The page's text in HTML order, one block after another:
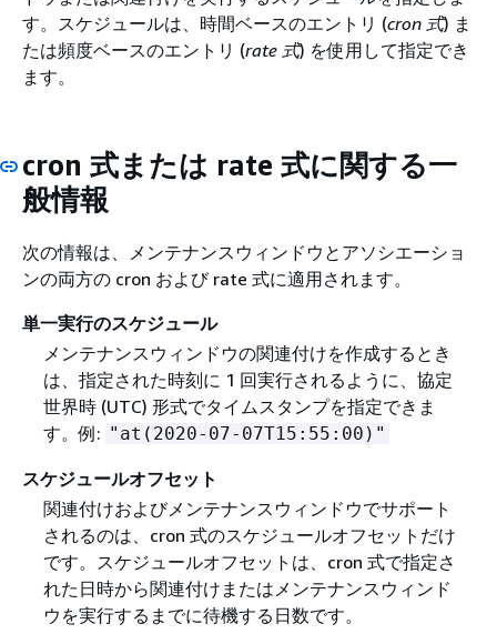
す。スケジュールは、時間ベースのエントリ (cron 式) ま
たは頻度ベースのエントリ (rate 式) を使用して指定でき
ます。
cron 式または rate 式に関する一
般情報
次の情報は、メンテナンスウィンドウとアソシエーショ
ンの両方の cron および rate 式に適用されます。
単一実行のスケジュール
メンテナンスウィンドウの関連付けを作成するとき
は、指定された時刻に 1 回実行されるように、協定
世界時 (UTC) 形式でタイムスタンプを指定できま
す。例: "at(2020-07-07T15:55:00)"
スケジュールオフセット
関連付けおよびメンテナンスウィンドウでサポート
されるのは、cron 式のスケジュールオフセットだけ
です。スケジュールオフセットは、cron 式で指定さ
れた日時から関連付けまたはメンテナンスウィンド
ウを実行するまでに待機する日数です。